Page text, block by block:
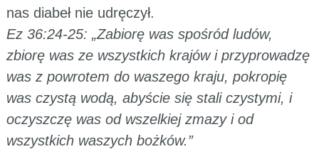
nas diabeł nie udręczył.
Ez 36:24-25: „Zabiorę was spośród ludów,
zbiorę was ze wszystkich krajów i przyprowadzę
was z powrotem do waszego kraju, pokropię
was czystą wodą, abyście się stali czystymi, i
oczyszczę was od wszelkiej zmazy i od
wszystkich waszych bożków.”